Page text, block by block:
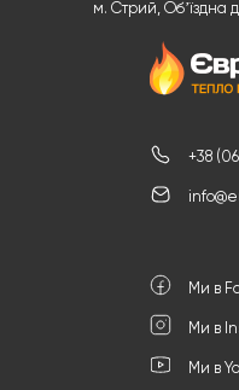
+38
Ми в
Ми в
Ми в
м. Стрий, Обʼїздна